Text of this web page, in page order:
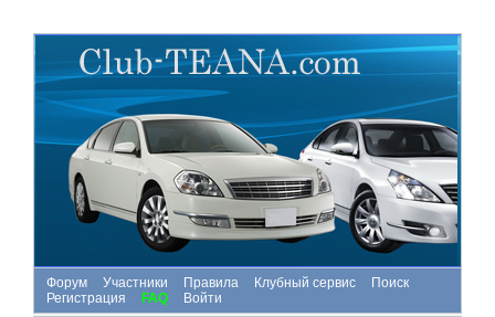
Форум Участники Правила Клубный сервис
Поиск
Регистрация
FAQ Войти